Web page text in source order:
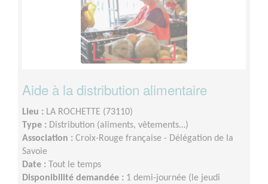
Aide à la distribution alimentaire
Lieu : LA ROCHETTE (73110)
Type : Distribution (aliments, vêtements…)
Association : Croix-Rouge française - Délégation de la
Savoie
Date : Tout le temps
Disponibilité demandée : 1 demi-journée (le jeudi